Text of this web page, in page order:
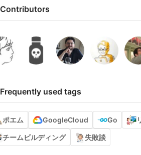
Contributors
Frequently used tags
ポエム GoogleCloud Go
チームビルディング 失敗談